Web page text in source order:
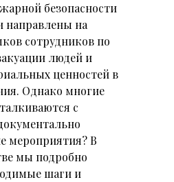
безопасности
направлены на
сотрудников по
людей и
ценностей в
Однако многие
с
мероприятия? В
мы подробно
шаги и